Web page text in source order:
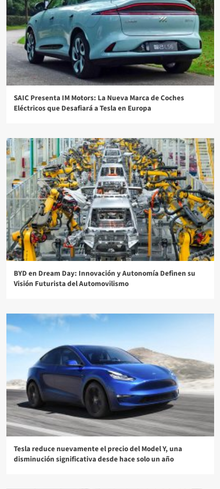
SAIC Presenta IM Motors: La Nueva Marca de Coches
Eléctricos que Desafiará a Tesla en Europa
BYD en Dream Day: Innovación y Autonomía Definen su
Visión Futurista del Automovilismo
Tesla reduce nuevamente el precio del Model Y, una
disminución significativa desde hace solo un año